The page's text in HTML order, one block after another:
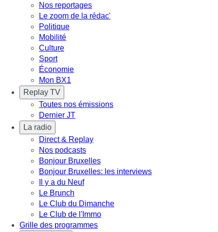
Nos reportages
Le zoom de la rédac'
Politique
Mobilité
Culture
Sport
Économie
Mon BX1
Replay TV
Toutes nos émissions
Dernier JT
La radio
Direct & Replay
Nos podcasts
Bonjour Bruxelles
Bonjour Bruxelles: les interviews
Il y a du Neuf
Le Brunch
Le Club du Dimanche
Le Club de l'Immo
Grille des programmes